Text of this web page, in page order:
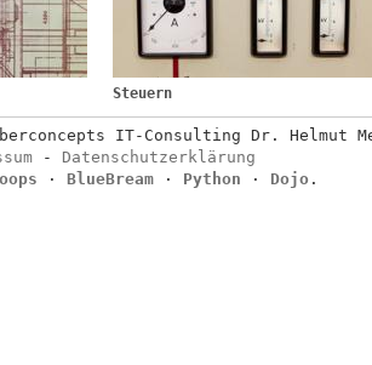
Steuern
IT-Consulting Dr. Helmut
- Datenschutzerklärung
· BlueBream · Python · Dojo .